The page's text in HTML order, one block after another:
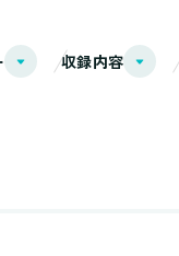
収録内容